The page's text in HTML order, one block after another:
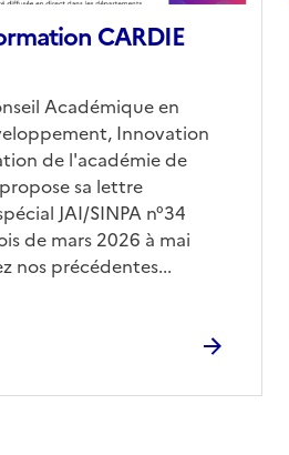
CARDIE
Académique en
Innovation
de l'académie de
sa lettre
JAI/SINPA n°34
de mars 2026 à mai
nos précédentes...